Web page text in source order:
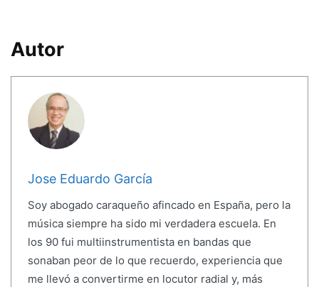
Autor
Jose Eduardo García
Soy abogado caraqueño afincado en España, pero la
música siempre ha sido mi verdadera escuela. En
los 90 fui multiinstrumentista en bandas que
sonaban peor de lo que recuerdo, experiencia que
me llevó a convertirme en locutor radial y, más